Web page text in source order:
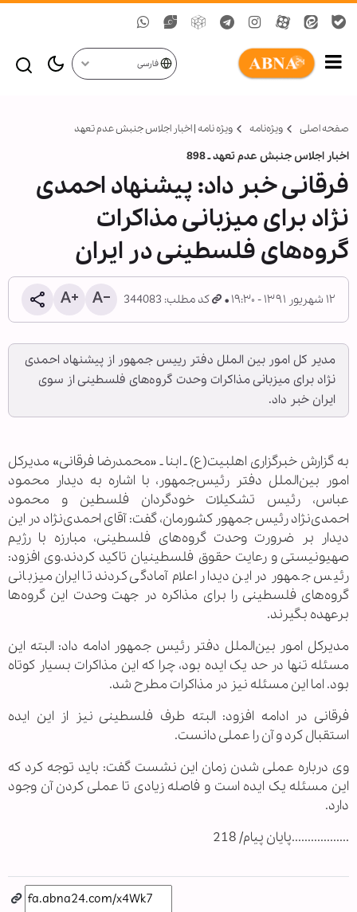
فارسی
صفحه اصلی ویژه‌نامه‌ ویژه نامه | اخبار اجلاس جنبش عدم تعهد
اخبار اجلاس جنبش عدم تعهد ـ 898
فرقانی خبر داد: پیشنهاد احمدی
نژاد برای میزبانی مذاکرات
گروه‌های فلسطینی در ایران
۱۲ شهریور ۱۳۹۱ - ۱۹:۳۰ کد مطلب: 344083
مدیر کل امور بین الملل دفتر رییس جمهور از پیشنهاد احمدی
نژاد برای میزبانی مذاکرات وحدت گروه‌های فلسطینی از سوی
ایران خبر داد.
به گزارش خبرگزاری اهل‎بیت(ع) ـ ابنا ـ «محمدرضا فرقانی» مدیرکل
امور بین‌الملل دفتر رئیس‌جمهور، با اشاره به دیدار محمود
عباس، رئیس تشکیلات خودگردان فلسطین و محمود
احمدی‌نژاد رئیس جمهور کشورمان، گفت: آقای احمدی‌نژاد در این
دیدار بر ضرورت وحدت گروه‌های فلسطینی، مبارزه با رژیم
صهیونیستی و رعایت حقوق فلسطینیان تاکید کردند.وی افزود:
رئیس جمهور در این دیدار اعلام آمادگی کردند تا ایران میزبانی
گروه‌های فلسطینی را برای مذاکره در جهت وحدت این گروه‌ها
برعهده بگیرند.
مدیرکل امور بین‌الملل دفتر رئیس جمهور ادامه داد: البته این
مسئله تنها در حد یک ایده بود، چرا که این مذاکرات بسیار کوتاه
بود. اما این مسئله نیز در مذاکرات مطرح شد.
فرقانی در ادامه افزود: البته طرف فلسطینی نیز از این ایده
استقبال کرد و آن را عملی دانست.
وی درباره عملی شدن زمان این نشست گفت: باید توجه کرد که
این مسئله یک ایده است و فاصله زیادی تا عملی کردن آن وجود
دارد.
..................پایان پیام/ 218